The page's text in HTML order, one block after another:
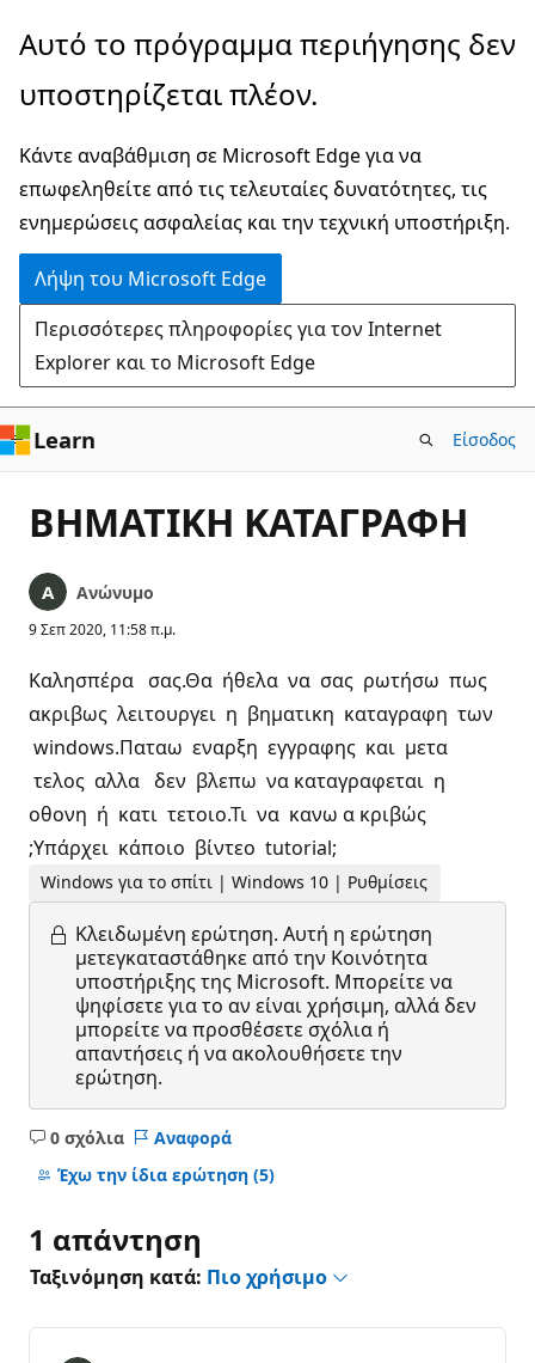
Παράλειψη
μετάβαση
κύριο
περιεχόμενο
Αυτό το πρόγραμμα περιήγησης δεν
υποστηρίζεται πλέον.
Κάντε αναβάθμιση σε Microsoft Edge για να
επωφεληθείτε από τις τελευταίες δυνατότητες, τις
ενημερώσεις ασφαλείας και την τεχνική υποστήριξη.
Λήψη του Microsoft Edge
Περισσότερες πληροφορίες για τον Internet
Explorer και το Microsoft Edge
Learn Είσοδος
ΒΗΜΑΤΙΚΗ ΚΑΤΑΓΡΑΦΗ
Ανώνυμο
9 Σεπ 2020, 11:58 π.μ.
Καλησπέρα σας.Θα ήθελα να σας ρωτήσω πως
ακριβως λειτουργει η βηματικη καταγραφη των
windows.Παταω εναρξη εγγραφης και μετα
τελος αλλα δεν βλεπω να καταγραφεται η
οθονη ή κατι τετοιο.Τι να κανω α κριβώς
;Υπάρχει κάποιο βίντεο tutorial;
Windows για το σπίτι | Windows 10 | Ρυθμίσεις
Κλειδωμένη ερώτηση. Αυτή η ερώτηση
μετεγκαταστάθηκε από την Κοινότητα
υποστήριξης της Microsoft. Μπορείτε να
ψηφίσετε για το αν είναι χρήσιμη, αλλά δεν
μπορείτε να προσθέσετε σχόλια ή
απαντήσεις ή να ακολουθήσετε την
ερώτηση.
0 σχόλια
Κανένα
σχόλιο
Αναφορά
Έχω την ίδια ερώτηση (5)
1 απάντηση
Ταξινόμηση κατά: Πιο χρήσιμο